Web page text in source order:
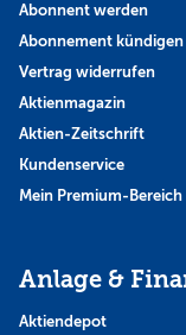
Abonnent werden
Abonnement kündigen
Vertrag widerrufen
Aktienmagazin
Aktien-Zeitschrift
Kundenservice
Mein Premium-Bereich
Anlage &
Aktiendepot